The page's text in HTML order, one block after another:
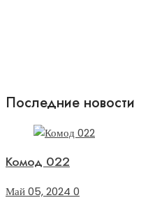
Последние новости
Комод 022
Май 05, 2024 0